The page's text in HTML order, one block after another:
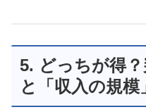
5. どっちが得？
と「収入の規模